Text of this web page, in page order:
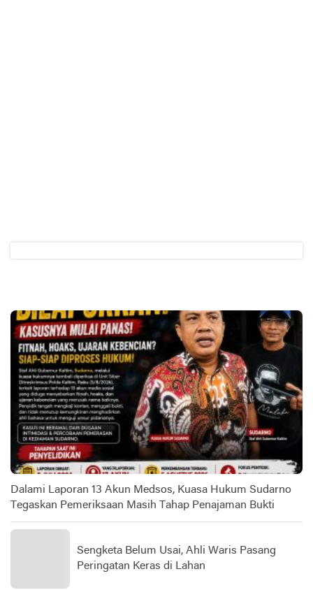
Dalami Laporan 13 Akun Medsos, Kuasa Hukum Sudarno
Tegaskan Pemeriksaan Masih Tahap Penajaman Bukti
Sengketa Belum Usai, Ahli Waris Pasang
Peringatan Keras di Lahan